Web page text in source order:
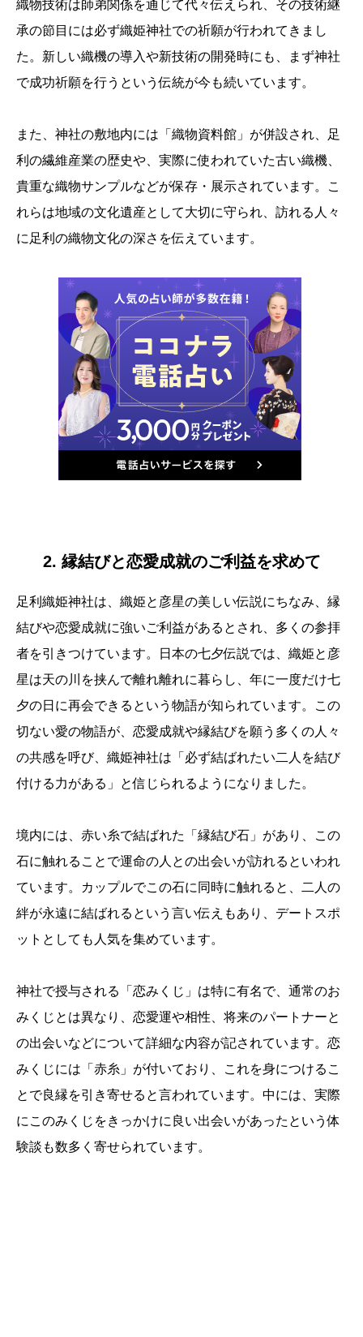
織物技術は師弟関係を通じて代々伝えられ、その技術継
承の節目には必ず織姫神社での祈願が行われてきまし
た。新しい織機の導入や新技術の開発時にも、まず神社
で成功祈願を行うという伝統が今も続いています。
また、神社の敷地内には「織物資料館」が併設され、足
利の繊維産業の歴史や、実際に使われていた古い織機、
貴重な織物サンプルなどが保存・展示されています。こ
れらは地域の文化遺産として大切に守られ、訪れる人々
に足利の織物文化の深さを伝えています。
2. 縁結びと恋愛成就のご利益を求めて
足利織姫神社は、織姫と彦星の美しい伝説にちなみ、縁
結びや恋愛成就に強いご利益があるとされ、多くの参拝
者を引きつけています。日本の七夕伝説では、織姫と彦
星は天の川を挟んで離れ離れに暮らし、年に一度だけ七
夕の日に再会できるという物語が知られています。この
切ない愛の物語が、恋愛成就や縁結びを願う多くの人々
の共感を呼び、織姫神社は「必ず結ばれたい二人を結び
付ける力がある」と信じられるようになりました。
境内には、赤い糸で結ばれた「縁結び石」があり、この
石に触れることで運命の人との出会いが訪れるといわれ
ています。カップルでこの石に同時に触れると、二人の
絆が永遠に結ばれるという言い伝えもあり、デートスポ
ットとしても人気を集めています。
神社で授与される「恋みくじ」は特に有名で、通常のお
みくじとは異なり、恋愛運や相性、将来のパートナーと
の出会いなどについて詳細な内容が記されています。恋
みくじには「赤糸」が付いており、これを身につけるこ
とで良縁を引き寄せると言われています。中には、実際
にこのみくじをきっかけに良い出会いがあったという体
験談も数多く寄せられています。